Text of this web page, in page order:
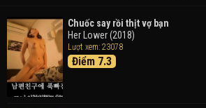
Thám Tử Lừng Danh Conan
Đen
Detective Conan: Black Iron
Chuốc say rồi thịt vợ bạn
Her Lower (2018)
Lượt xem: 23078
Điểm 7.3